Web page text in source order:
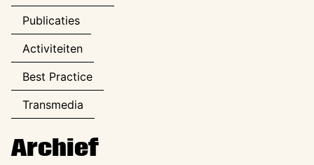
Publicaties
Activiteiten
Best Practice
Transmedia
Archief